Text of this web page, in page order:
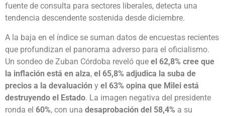
fuente de consulta para sectores liberales, detecta una
tendencia descendente sostenida desde diciembre.
A la baja en el índice se suman datos de encuestas recientes
que profundizan el panorama adverso para el oficialismo.
Un sondeo de Zuban Córdoba reveló que el 62,8% cree que
la inflación está en alza, el 65,8% adjudica la suba de
precios a la devaluación y el 63% opina que Milei está
destruyendo el Estado. La imagen negativa del presidente
ronda el 60%, con una desaprobación del 58,4% a su